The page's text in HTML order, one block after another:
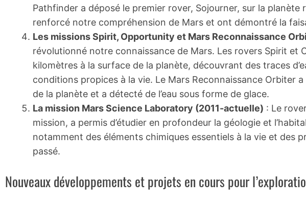
Pathfinder a déposé le premier rover, Sojourner, sur la planète
renforcé notre compréhension de Mars et ont démontré la
Les missions Spirit, Opportunity et Mars Reconnaissance
révolutionné notre connaissance de Mars. Les rovers Spirit et
kilomètres à la surface de la planète, découvrant des traces
conditions propices à la vie. Le Mars Reconnaissance Orbiter
de la planète et a détecté de l’eau sous forme de glace.
La mission Mars Science Laboratory (2011-actuelle) : Le
mission, a permis d’étudier en profondeur la géologie et
notamment des éléments chimiques essentiels à la vie et des
passé.
Nouveaux développements et projets en cours pour